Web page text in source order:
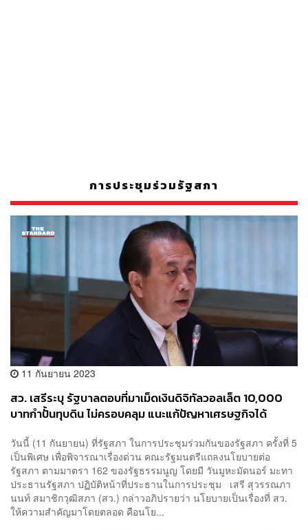
การประชุมร่วมรัฐสภา
11 กันยายน 2023
สว. เสรีระบุ รัฐบาลตอบที่มาเม็ดเงินดิจิทัลวอลเล็ต 10,000
บาทกำปั้นทุบดิน ไม่ครอบคลุม แนะแก้ปัญหาเศรษฐกิจได้
วันนี้ (11 กันยายน) ที่รัฐสภา ในการประชุมร่วมกันของรัฐสภา ครั้งที่ 5
เป็นพิเศษ เพื่อพิจารณาเรื่องด่วน คณะรัฐมนตรีแถลงนโยบายต่อ
รัฐสภา ตามมาตรา 162 ของรัฐธรรมนูญ โดยมี วันมูหะมัดนอร์ มะทา
ประธานรัฐสภา ปฏิบัติหน้าที่ประธานในการประชุม เสรี สุวรรณภา
นนท์ สมาชิกวุฒิสภา (สว.) กล่าวอภิปรายว่า นโยบายเป็นเรื่องที่ สว.
ให้ความสำคัญมาโดยตลอด คือนโย...